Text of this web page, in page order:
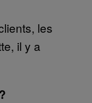
les
il y a